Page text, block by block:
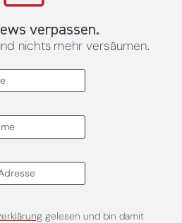
verpassen.
nichts mehr versäumen.
gelesen und bin damit